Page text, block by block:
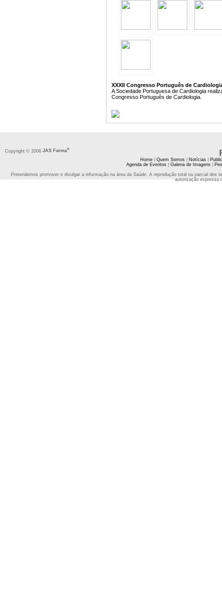
XXXII Congresso Português de
A Sociedade Portuguesa de Cardiologia
Congresso Português de Cardiologia.
Copyright © 2006 JAS Farma®
Home| Quem Somos| Notícias|
Agenda de Eventos| Galeria de Imagens|
Pretendemos promover e divulgar a informação na área da Saúde. A reprodução total ou parcial
autorização expressa